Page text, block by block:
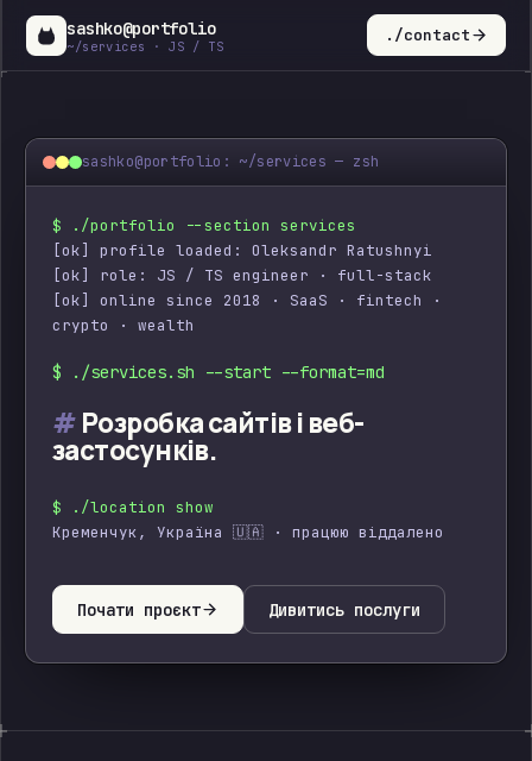
sashko@portfolio
~/services · JS / TS
./contact
Розробка сайтів і веб-застосунків.
sashko@portfolio: ~/services — zsh
$ ./portfolio --section services
[ok] profile loaded: Oleksandr Ratushnyi
[ok] role: JS / TS engineer · full-stack
[ok] online since 2018 · SaaS · fintech ·
crypto · wealth
$ ./services.sh --start --format=md
#Розробка сайтів і веб-
застосунків.
$ ./location show
Кременчук, Україна 🇺🇦 · працюю віддалено
Почати проєкт Дивитись послуги